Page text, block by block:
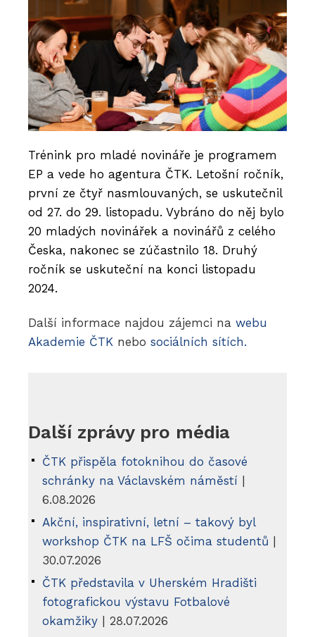
Trénink pro mladé novináře je programem
EP a vede ho agentura ČTK. Letošní ročník,
první ze čtyř nasmlouvaných, se uskutečnil
od 27. do 29. listopadu. Vybráno do něj bylo
20 mladých novinářek a novinářů z celého
Česka, nakonec se zúčastnilo 18. Druhý
ročník se uskuteční na konci listopadu
2024.
Další informace najdou zájemci na webu
Akademie ČTK nebo sociálních sítích.
Další zprávy pro média
ČTK přispěla fotoknihou do časové
schránky na Václavském náměstí |
6.08.2026
Akční, inspirativní, letní – takový byl
workshop ČTK na LFŠ očima studentů
30.07.2026
ČTK představila v Uherském Hradišti
fotografickou výstavu Fotbalové
okamžiky | 28.07.2026